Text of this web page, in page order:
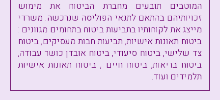
המוטבים תובעים מחברת הביטוח את מימוש
זכויותיהם בהתאם לתנאי הפוליסה שנרכשה. משרדי
מייצג את לקוחותיו בתביעות ביטוח בתחומים מגוונים :
ביטוח תאונות אישיות, תביעות חבות מעסיקים, ביטוח
צד שלישי, ביטוח סיעודי, ביטוח אובדן כושר עבודה,
ביטוח בריאות, ביטוח חיים , ביטוח תאונות אישיות
תלמידים ועוד.